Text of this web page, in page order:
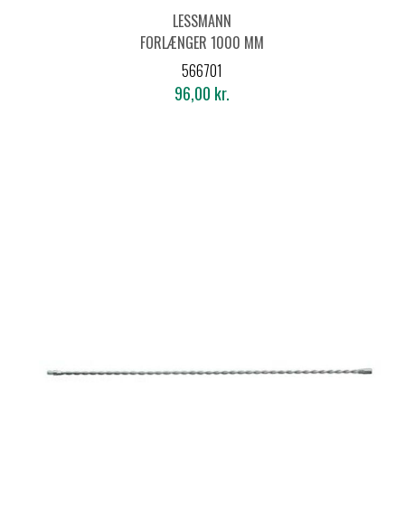
LESSMANN
FORLÆNGER 1000 MM
IND/UDV. GEVIND M6
566701
96,00 kr.